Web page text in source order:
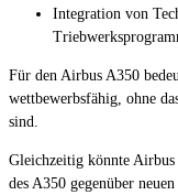
Integration von
Für den Airbus A350
wettbewerbsfähig, ohne
sind.
Gleichzeitig könnte Airbus
des A350 gegenüber